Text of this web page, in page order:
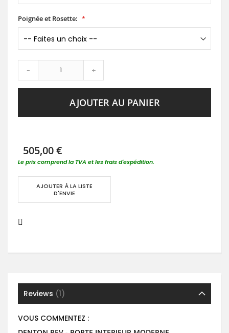
Poignée et Rosette:
- +
AJOUTER AU PANIER
505,00 €
Le prix comprend la TVA et les frais d'expédition.
AJOUTER À LA LISTE
D'ENVIE
Reviews 1
VOUS COMMENTEZ :